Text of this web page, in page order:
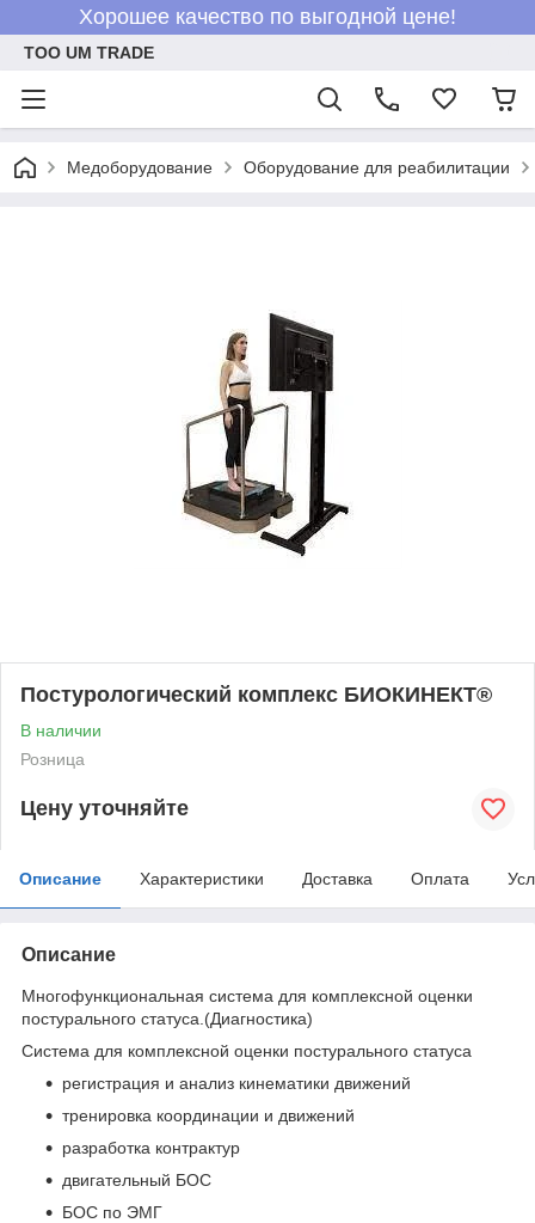
Хорошее качество по выгодной цене!
ТОО UM TRADE
Медоборудование Оборудование для реабилитации
Постурологический комплекс БИОКИНЕКТ®
В наличии
Розница
Цену уточняйте
Описание Характеристики Доставка Оплата
Описание
Многофункциональная система для комплексной оценки
постурального статуса.(Диагностика)
Система для комплексной оценки постурального статуса
регистрация и анализ кинематики движений
тренировка координации и движений
разработка контрактур
двигательный БОС
БОС по ЭМГ